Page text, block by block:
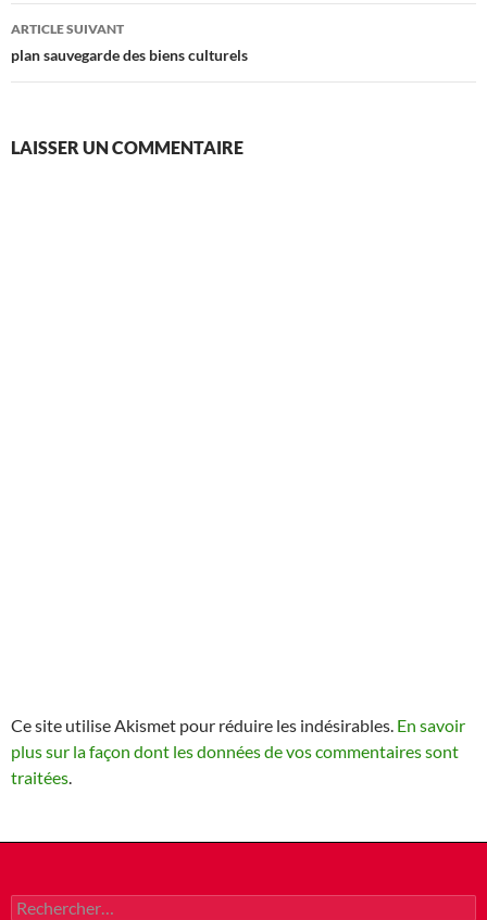
articles
ARTICLE SUIVANT
plan sauvegarde des biens culturels
LAISSER UN COMMENTAIRE
Ce site utilise Akismet pour réduire les indésirables. En savoir
plus sur la façon dont les données de vos commentaires sont
traitées.
Rechercher :